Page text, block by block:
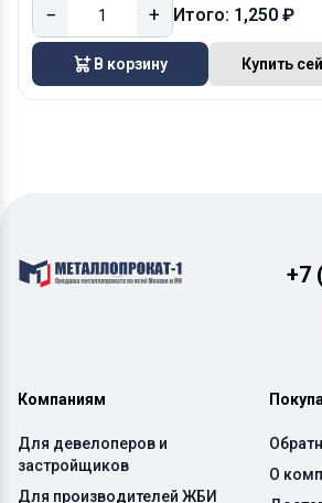
− + Итого: 1,250 ₽
В корзину Купить
+7
Компаниям
Для девелоперов и
застройщиков
Для производителей ЖБИ
О